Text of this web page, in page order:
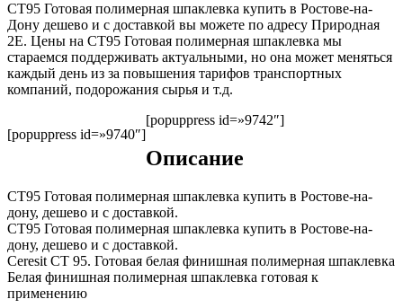
СТ95 Готовая полимерная шпаклевка купить в Ростове-на-
Дону дешево и с доставкой вы можете по адресу Природная
2Е. Цены на СТ95 Готовая полимерная шпаклевка мы
стараемся поддерживать актуальными, но она может меняться
каждый день из за повышения тарифов транспортных
компаний, подорожания сырья и т.д.
[popuppress id=»9740″]
[popuppress id=»9742″]
Описание
СТ95 Готовая полимерная шпаклевка купить в Ростове-на-
дону, дешево и с доставкой.
СТ95 Готовая полимерная шпаклевка купить в Ростове-на-
дону, дешево и с доставкой.
Ceresit CT 95. Готовая белая финишная полимерная шпаклевка
Белая финишная полимерная шпаклевка готовая к
применению